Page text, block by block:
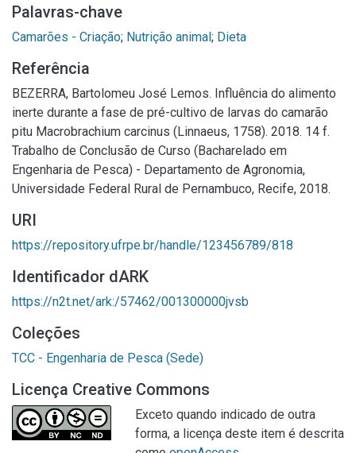
Palavras-chave
Camarões - Criação; Nutrição animal; Dieta
Referência
BEZERRA, Bartolomeu José Lemos. Influência do alimento
inerte durante a fase de pré-cultivo de larvas do camarão
pitu Macrobrachium carcinus (Linnaeus, 1758). 2018. 14 f.
Trabalho de Conclusão de Curso (Bacharelado em
Engenharia de Pesca) - Departamento de Agronomia,
Universidade Federal Rural de Pernambuco, Recife, 2018.
URI
https://repository.ufrpe.br/handle/123456789/818
Identificador dARK
https://n2t.net/ark:/57462/001300000jvsb
Coleções
TCC - Engenharia de Pesca (Sede)
Licença Creative Commons
Exceto quando indicado de outra
forma, a licença deste item é descrita